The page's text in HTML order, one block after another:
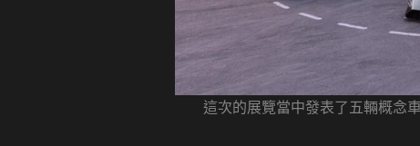
這次的展覽當中發表了五輛概念